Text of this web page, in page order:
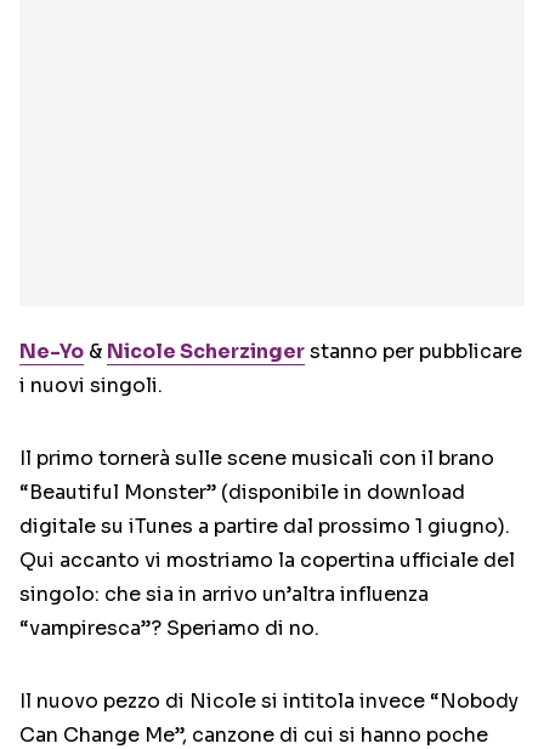
Ne-Yo & Nicole Scherzingerstanno per pubblicare
i nuovi singoli.
Il primo tornerà sulle scene musicali con il brano
“Beautiful Monster” (disponibile in download
digitale su iTunes a partire dal prossimo 1 giugno).
Qui accanto vi mostriamo la copertina ufficiale del
singolo: che sia in arrivo un’altra influenza
“vampiresca”? Speriamo di no.
Il nuovo pezzo di Nicole si intitola invece “Nobody
Can Change Me”, canzone di cui si hanno poche